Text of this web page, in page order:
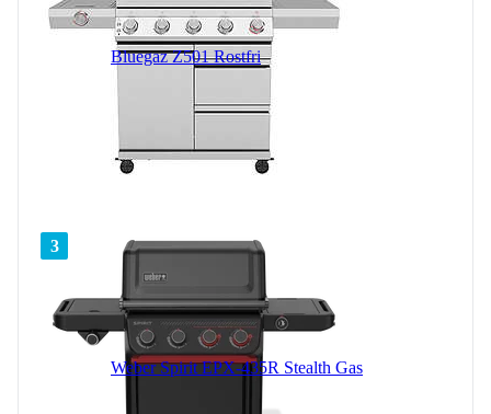
Bluegaz Z501 Rostfri
3
Weber Spirit EPX-435R Stealth Gas